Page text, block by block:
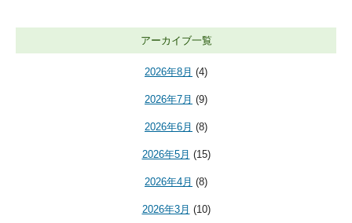
アーカイブ一覧
2026年8月 (4)
2026年7月 (9)
2026年6月 (8)
2026年5月 (15)
2026年4月 (8)
2026年3月 (10)